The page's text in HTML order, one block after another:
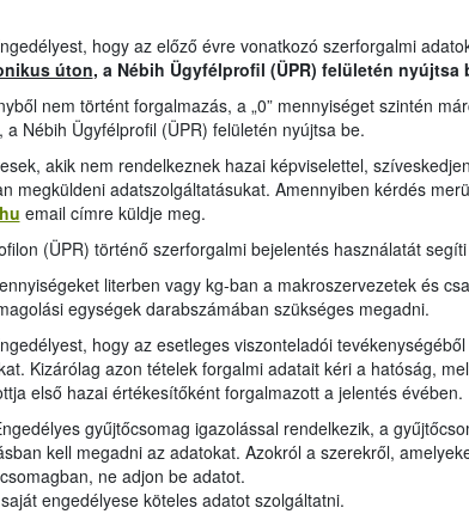
hogy az előző évre vonatkozó szerforgalmi
úton, a Nébih Ügyfélprofil (ÜPR) felületén nyújtsa
nem történt forgalmazás, a „0” mennyiséget szintén
, a Nébih Ügyfélprofil (ÜPR) felületén nyújtsa be.
akik nem rendelkeznek hazai képviselettel,
megküldeni adatszolgáltatásukat. Amennyiben kérdés
email címre küldje meg.
(ÜPR) történő szerforgalmi bejelentés használatát
literben vagy kg-ban a makroszervezetek és
egységek darabszámában szükséges megadni.
hogy az esetleges viszonteladói
Kizárólag azon tételek forgalmi adatait kéri a hatóság,
első hazai értékesítőként forgalmazott a jelentés évében.
gyűjtőcsomag igazolással rendelkezik, a
kell megadni az adatokat. Azokról a szerekről,
ne adjon be adatot.
engedélyese köteles adatot szolgáltatni.